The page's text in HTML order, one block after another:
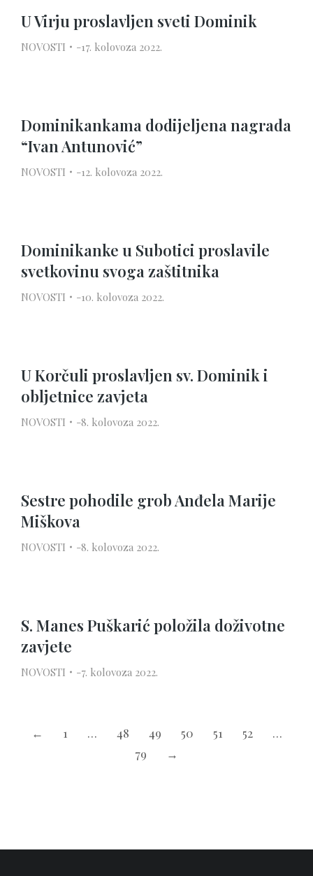
U Virju proslavljen sveti Dominik
NOVOSTI 17. kolovoza 2022.
Dominikankama dodijeljena nagrada
“Ivan Antunović”
NOVOSTI 12. kolovoza 2022.
Dominikanke u Subotici proslavile
svetkovinu svoga zaštitnika
NOVOSTI 10. kolovoza 2022.
U Korčuli proslavljen sv. Dominik i
obljetnice zavjeta
NOVOSTI 8. kolovoza 2022.
Sestre pohodile grob Anđela Marije
Miškova
NOVOSTI 8. kolovoza 2022.
S. Manes Puškarić položila doživotne
zavjete
NOVOSTI 7. kolovoza 2022.
← 1 … 48 49 50 51 52
…
79
→